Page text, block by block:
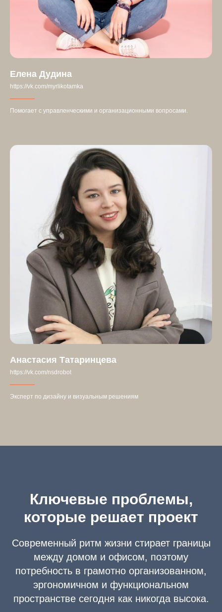
Елена Дудина
https://vk.com/myrlikotamka
Помогает с управленческими и организационными вопросами.
Анастасия Татаринцева
https://vk.com/nsdrobot
Эксперт по дизайну и визуальным решениям
Ключевые проблемы,
которые решает проект
Современный ритм жизни стирает границы
между домом и офисом, поэтому
потребность в грамотно организованном,
эргономичном и функциональном
пространстве сегодня как никогда высока.